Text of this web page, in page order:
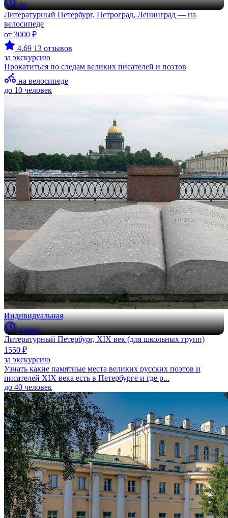
2ч
Литературный Петербург, Петроград, Ленинград — на
велосипеде
от 3000 ₽
4.69 13 отзывов
за экскурсию
Прокатиться по следам великих писателей и поэтов
на велосипеде
до 10 человек
Индивидуальная
4 часа
Литературный Петербург, XIX век (для школьных групп)
1550 ₽
за экскурсию
Узнать какие памятные места великих русских поэтов и
писателей XIX века есть в Петербурге и где р...
до 40 человек